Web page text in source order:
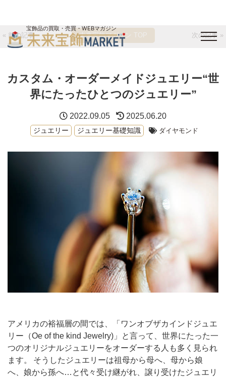
宝飾品の買取・売買・WEBマガジン
未来宝飾マガジン
運営会社
お問い合わせ
サイトマップ
« 前の記事 未来宝飾マガジン TOP 次の記事 »
カスタム・オーダーメイドジュエリー“世
界にたったひとつのジュエリー”
2022.09.05 2025.06.20
ジュエリー ジュエリー基礎知識 ダイヤモンド
アメリカの裕福層の間では、「ワンオブザカインドジュエ
リー（Oe of the kind Jewelry)」と言って、世界にたった一
つのオリジナルジュエリーをオーダーする人も多く見られ
ます。 そうしたジュエリーは祖母から母へ、母から娘
へ、娘から孫へ…と代々受け継がれ、譲り受けたジュエリ